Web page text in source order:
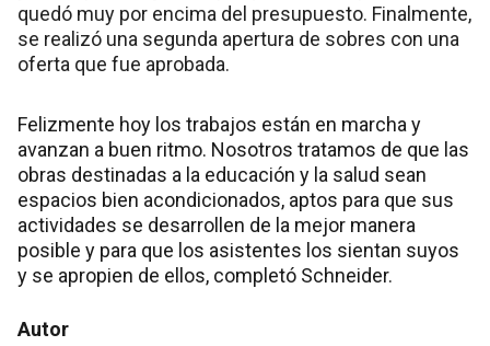
quedó muy por encima del presupuesto. Finalmente,
se realizó una segunda apertura de sobres con una
oferta que fue aprobada.
Felizmente hoy los trabajos están en marcha y
avanzan a buen ritmo. Nosotros tratamos de que las
obras destinadas a la educación y la salud sean
espacios bien acondicionados, aptos para que sus
actividades se desarrollen de la mejor manera
posible y para que los asistentes los sientan suyos
y se apropien de ellos, completó Schneider.
Autor